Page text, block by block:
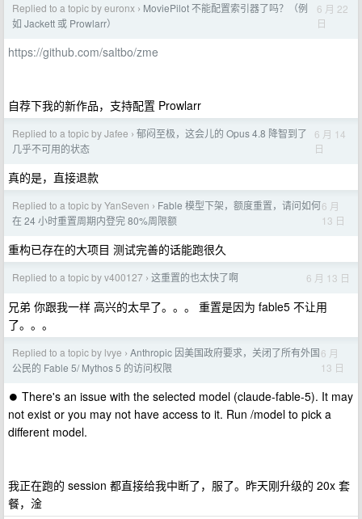
Replied to a topic by euronx › MoviePilot 不能配置索引器了吗？（例
如 Jackett 或 Prowlarr）
6 月 22
日
https://github.com/saltbo/zme
自荐下我的新作品，支持配置 Prowlarr
Replied to a topic by Jafee › 郁闷至极，这会儿的 Opus 4.8 降智到了
几乎不可用的状态
6 月 14
日
真的是，直接退款
Replied to a topic by YanSeven › Fable 模型下架，额度重置，请问如何
在 24 小时重置周期内登完 80%周限额
6 月
13 日
重构已存在的大项目 测试完善的话能跑很久
Replied to a topic by v400127 › 这重置的也太快了啊 6 月 13 日
兄弟 你跟我一样 高兴的太早了。。。 重置是因为 fable5 不让用
了。。。
Replied to a topic by lvye › Anthropic 因美国政府要求，关闭了所有外国
公民的 Fable 5/ Mythos 5 的访问权限
6 月
13 日
⏺ There's an issue with the selected model (claude-fable-5). It may
not exist or you may not have access to it. Run /model to pick a
different model.
我正在跑的 session 都直接给我中断了，服了。昨天刚升级的 20x 套
餐，淦